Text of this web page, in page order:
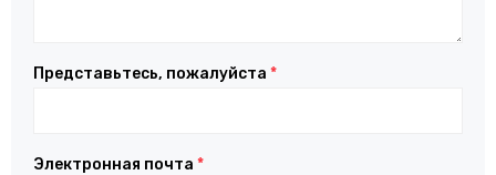
Представьтесь, пожалуйста *
Электронная почта *